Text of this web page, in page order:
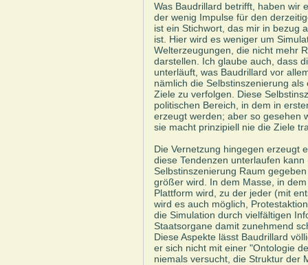
Was Baudrillard betrifft, haben wir
der wenig Impulse für den
ist ein Stichwort, das mir in bezug
ist. Hier wird es weniger um
Welterzeugungen, die nicht mehr
darstellen. Ich glaube auch, dass
unterläuft, was Baudrillard vor
nämlich die Selbstinszenierung
Ziele zu verfolgen. Diese
politischen Bereich, in dem in
erzeugt werden; aber so gesehen
sie macht prinzipiell nie die Ziele
Die Vernetzung hingegen erzeugt
diese Tendenzen unterlaufen
Selbstinszenierung Raum
größer wird. In dem Masse, in
Plattform wird, zu der jeder (mit
wird es auch möglich,
die Simulation durch vielfältigen
Staatsorgane damit zunehmend
Diese Aspekte lässt Baudrillard
er sich nicht mit einer "Ontologie
niemals versucht, die Struktur der